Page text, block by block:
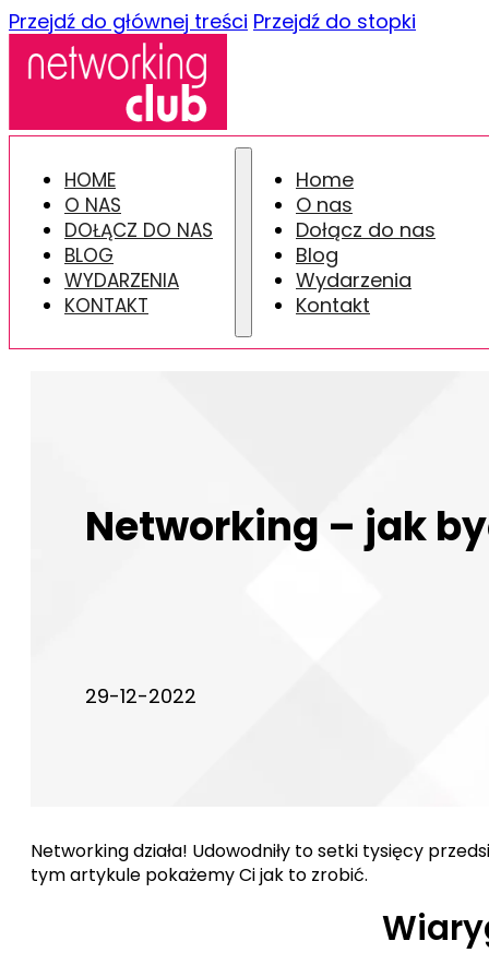
Przejdź do głównej treści Przejdź do stopki
HOME
O NAS
DOŁĄCZ DO NAS
BLOG
WYDARZENIA
KONTAKT
Home
O nas
Dołącz do nas
Blog
Wydarzenia
Kontakt
Networking – jak
29-12-2022
Networking działa! Udowodniły to setki tysięcy
tym artykule pokażemy Ci jak to zrobić.